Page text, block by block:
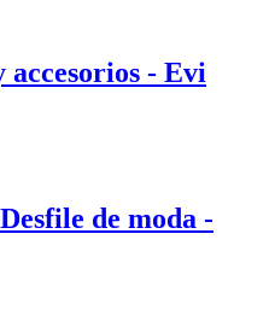
accesorios - Evi
de moda -